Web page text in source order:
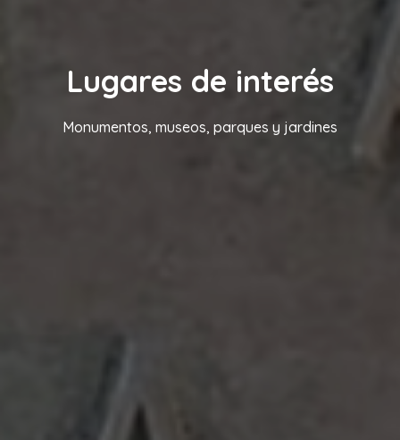
Lugares de interés
Monumentos, museos, parques y jardines